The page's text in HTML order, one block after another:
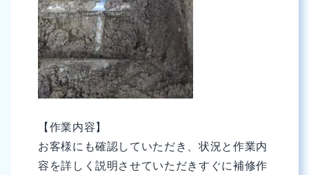
【作業内容】
お客様にも確認していただき、状況と作業内
容を詳しく説明させていただきすぐに補修作